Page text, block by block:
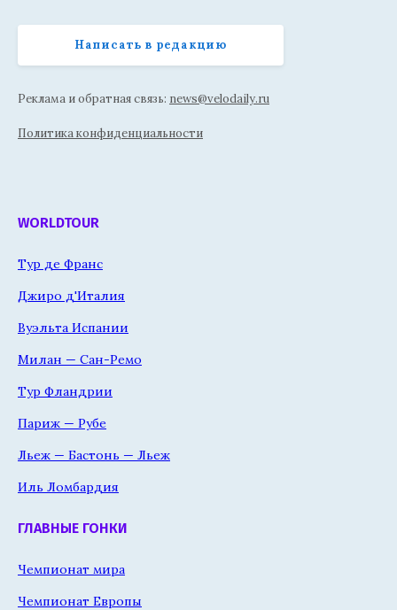
Написать в редакцию
Реклама и обратная связь: news@velodaily.ru
Политика конфиденциальности
WORLDTOUR
Тур де Франс
Джиро д'Италия
Вуэльта Испании
Милан — Сан-Ремо
Тур Фландрии
Париж — Рубе
Льеж — Бастонь — Льеж
Иль Ломбардия
ГЛАВНЫЕ ГОНКИ
Чемпионат мира
Чемпионат Европы